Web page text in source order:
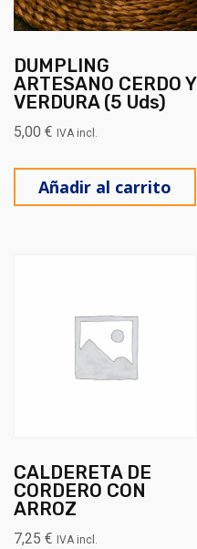
DUMPLING
ARTESANO CERDO Y
VERDURA (5 Uds)
5,00 € IVA incl.
Añadir al carrito
CALDERETA DE
CORDERO CON
ARROZ
7,25 € IVA incl.